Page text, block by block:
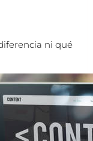
ni qué